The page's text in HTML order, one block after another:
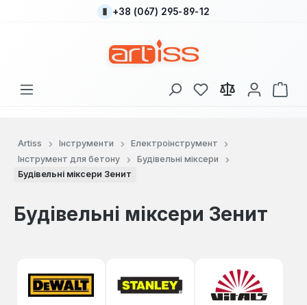
Перейти до основного вмісту
+38 (067) 295-89-12
У вас є 0 у списку
Artiss Інструменти
Електроінструмент
Інструмент для бетону
Будівельні міксери
Будівельні міксери Зенит
Будівельні міксери Зенит